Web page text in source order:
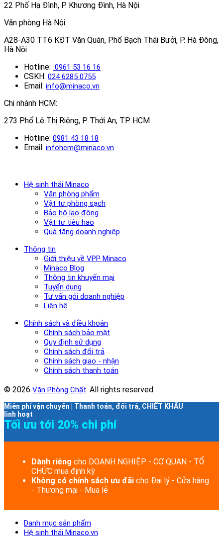
22 Phố Hạ Đình, P. Khương Đình, Hà Nội
Văn phòng Hà Nội:
A28-A30 TT6 KĐT Văn Quán, Phố Bạch Thái Bưởi, P. Hà Đông,
Hà Nội
Hotline: 0961 53 16 16
CSKH: 024 6285 0755
Email: info@minaco.vn
Chi nhánh HCM:
273 Phố Lê Thị Riêng, P. Thới An, TP. HCM
Hotline: 0981 43 18 18
Email: infohcm@minaco.vn
Hệ sinh thái Minaco
Văn phòng phẩm
Vật tư phòng sạch
Bảo hộ lao động
Vật tư tiêu hao
Quà tặng doanh nghiệp
Thông tin
Giới thiệu về VPP Minaco
Minaco Blog
Thông tin khuyến mại
Tuyển dụng
Tư vấn gói doanh nghiệp
Liên hệ
Chính sách và điều khoản
Chính sách bảo mật
Quy định sử dụng
Chính sách đổi trả
Chính sách giao - nhận
Chính sách thanh toán
© 2026 Văn Phòng Chất. All rights reserved
Miễn phí vận chuyển | Thanh toán, đổi trả, CHIẾT KHẤU
linh hoạt
Tối ưu tới 20% chi phí
Dành riêng cho DOANH NGHIỆP - CƠ QUAN - TỔ
CHỨC mua định kỳ
Không có chính sách ưu đãi cho Đại lý - Cửa hàng
- Thương mại - Mua lẻ
Danh mục sản phẩm
Hệ sinh thái Minaco.vn